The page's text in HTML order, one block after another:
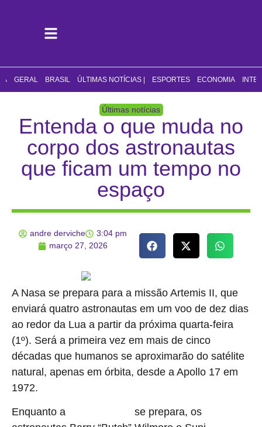
GERAL BRASIL ÚLTIMAS NOTÍCIAS | ESPORTES ECONOMIA
Últimas notícias
Entenda o que muda no
corpo dos astronautas
que ficam um tempo no
espaço
andre derviche
3:04 pm
março 27, 2026
A Nasa se prepara para a missão Artemis II, que
enviará quatro astronautas em um voo de dez dias
ao redor da Lua a partir da próxima quarta-feira
(1º). Será a primeira vez em mais de cinco
décadas que humanos se aproximarão do satélite
natural, apenas em órbita, desde a Apollo 17 em
1972.
Enquanto a
se prepara, os